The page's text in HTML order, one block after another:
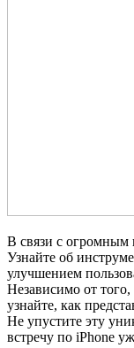
В связи с огромным
Узнайте об
улучшением
Независимо от
узнайте, как
Не упустите эту
встречу по iPhone